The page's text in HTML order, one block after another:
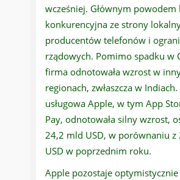
wcześniej. Głównym powodem
konkurencyjna ze strony
producentów telefonów i
rządowych. Pomimo spadku w
firma odnotowała wzrost w
regionach, zwłaszcza w Indiach.
usługowa Apple, w tym App
Pay, odnotowała silny wzrost,
24,2 mld USD, w porównaniu z
USD w poprzednim roku.
Apple pozostaje optymistycznie